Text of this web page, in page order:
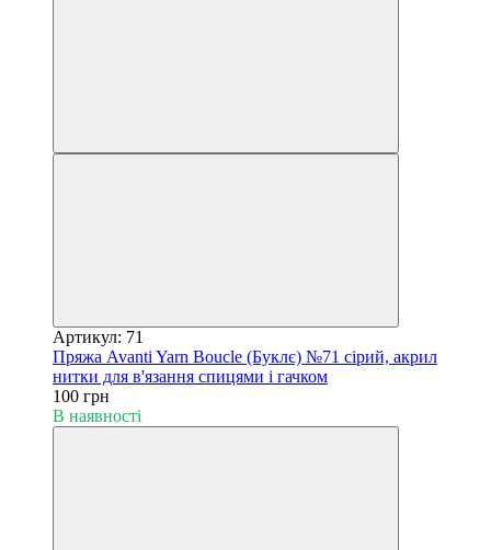
Артикул: 71
Пряжа Avanti Yarn Boucle (Буклє) №71 сірий, акрил
нитки для в'язання спицями і гачком
100 грн
В наявності